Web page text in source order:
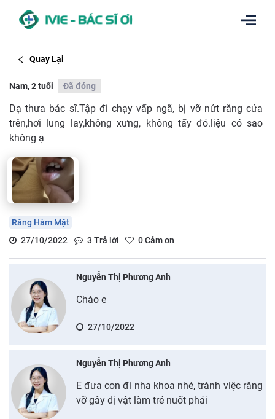
Quay Lại
Nam, 2 tuổi Đã đóng
Dạ thưa bác sĩ.Tập đi chạy vấp ngã, bị vỡ nứt răng cửa
trên,hơi lung lay,không xưng, không tấy đỏ.liệu có sao
không ạ
Răng Hàm Mặt
27/10/2022
3 Trả lời 0Cảm ơn
Nguyễn Thị Phương Anh
Chào e
27/10/2022
Nguyễn Thị Phương Anh
E đưa con đi nha khoa nhé, tránh việc răng
vỡ gây dị vật làm trẻ nuốt phải